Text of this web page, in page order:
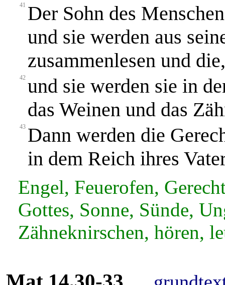
41 Der Sohn des
und sie werden aus
zusammenlesen und
42 und sie werden sie in
das Weinen und das
43 Dann werden die
in dem Reich ihres
Engel, Feuerofen,
Gottes, Sonne, Sünde,
Zähneknirschen, hören,